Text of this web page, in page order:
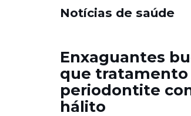
Notícias de saúde
Enxaguantes
que tratamento
periodontite
hálito